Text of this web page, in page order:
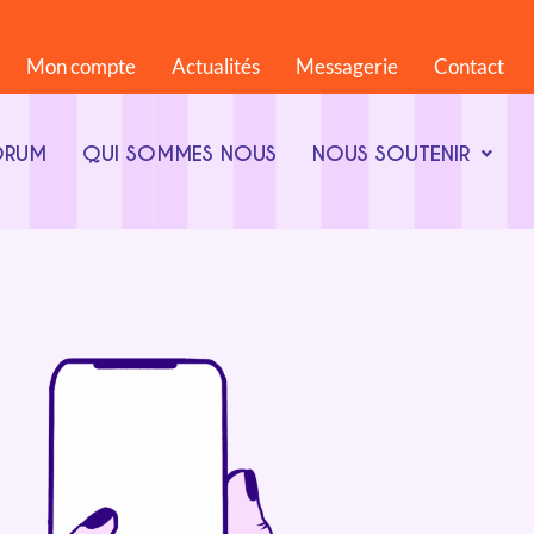
Mon compte Actualités Messagerie Contact
QUI SOMMES NOUS NOUS SOUTENIR